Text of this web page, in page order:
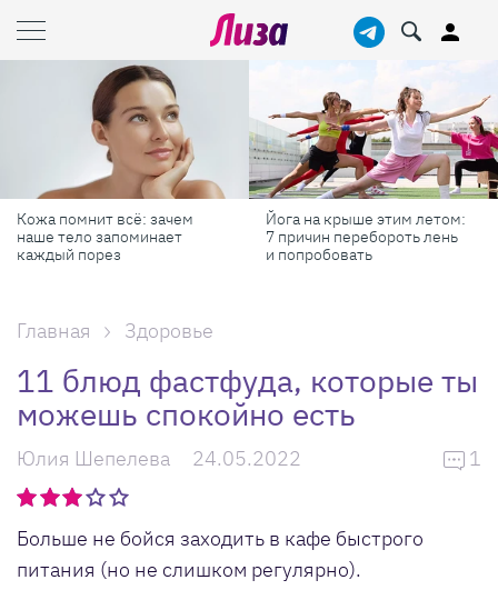
Йога на крыше этим летом:
7 причин перебороть лень
и попробовать
Масштабные приключения:
самые красивые фестивали
России в августе
Главная Здоровье
11 блюд фастфуда, которые ты
можешь спокойно есть
Юлия Шепелева 24.05.2022 1
Больше не бойся заходить в кафе быстрого
питания (но не слишком регулярно).